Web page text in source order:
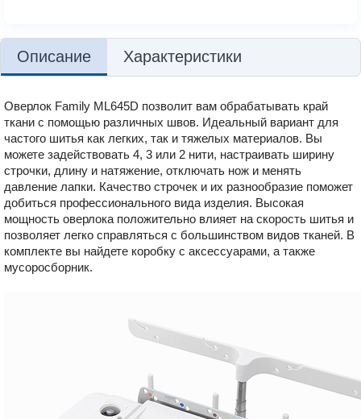
Описание Характеристики
Оверлок Family ML645D позволит вам обрабатывать край
ткани с помощью различных швов. Идеальный вариант для
частого шитья как легких, так и тяжелых материалов. Вы
можете задействовать 4, 3 или 2 нити, настраивать ширину
строчки, длину и натяжение, отключать нож и менять
давление лапки. Качество строчек и их разнообразие поможет
добиться профессионального вида изделия. Высокая
мощность оверлока положительно влияет на скорость шитья и
позволяет легко справляться с большинством видов тканей. В
комплекте вы найдете коробку с аксессуарами, а также
мусоросборник.